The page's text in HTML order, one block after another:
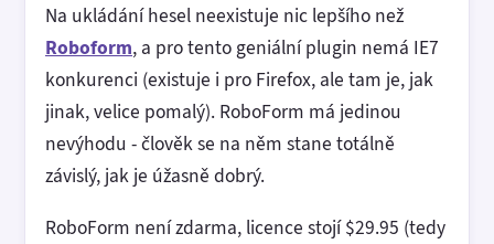
Na ukládání hesel neexistuje nic lepšího než
Roboform, a pro tento geniální plugin nemá IE7
konkurenci (existuje i pro Firefox, ale tam je, jak
jinak, velice pomalý). RoboForm má jedinou
nevýhodu - člověk se na něm stane totálně
závislý, jak je úžasně dobrý.
RoboForm není zdarma, licence stojí $29.95 (tedy